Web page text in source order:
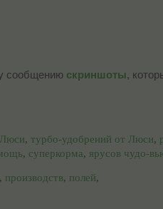
сообщению скриншоты,
, турбо-удобрений от Люси,
, суперкорма, ярусов чудо-
, производств, полей,